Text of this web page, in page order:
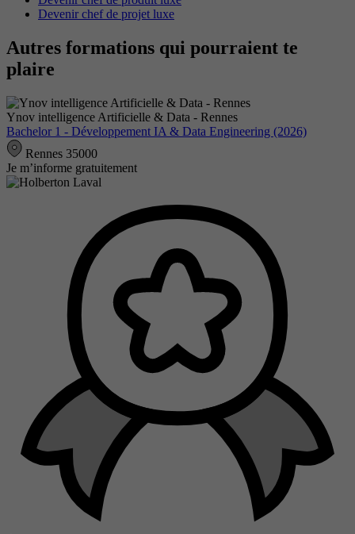
Devenir chef de projet luxe
Autres formations qui pourraient te
plaire
Ynov intelligence Artificielle & Data - Rennes
Bachelor 1 - Développement IA & Data Engineering (2026)
Rennes 35000
Je m’informe gratuitement